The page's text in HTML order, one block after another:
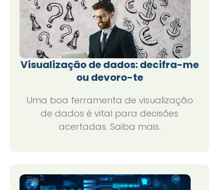
Visualização de dados: decifra-me
ou devoro-te
Uma boa ferramenta de visualização
de dados é vital para decisões
acertadas. Saiba mais.